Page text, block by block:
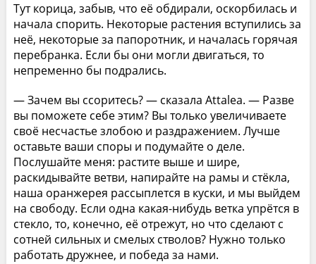
Тут корица, забыв, что её обдирали, оскорбилась и
начала спорить. Некоторые растения вступились за
неё, некоторые за папоротник, и началась горячая
перебранка. Если бы они могли двигаться, то
непременно бы подрались.
— Зачем вы ссоритесь? — сказала Attalea. — Разве
вы поможете себе этим? Вы только увеличиваете
своё несчастье злобою и раздражением. Лучше
оставьте ваши споры и подумайте о деле.
Послушайте меня: растите выше и шире,
раскидывайте ветви, напирайте на рамы и стёкла,
наша оранжерея рассыплется в куски, и мы выйдем
на свободу. Если одна какая-нибудь ветка упрётся в
стекло, то, конечно, её отрежут, но что сделают с
сотней сильных и смелых стволов? Нужно только
работать дружнее, и победа за нами.